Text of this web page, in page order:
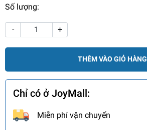
Số lượng:
- +
THÊM VÀO GIỎ HÀNG
Chỉ có ở JoyMall:
Miễn phí vận chuyển